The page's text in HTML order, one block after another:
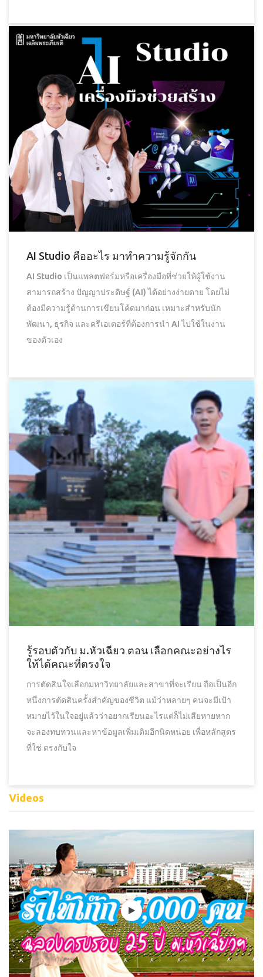
AI Studio คืออะไร มาทำความรู้จักกัน
AI Studio เป็นแพลตฟอร์มหรือเครื่องมือที่ช่วยให้ผู้ใช้งาน
สามารถสร้าง ปัญญาประดิษฐ์ (AI) ได้อย่างง่ายดาย โดยไม่
ต้องมีความรู้ด้านการเขียนโค้ดมาก่อน เหมาะสำหรับนัก
พัฒนา, ธุรกิจ และครีเอเตอร์ที่ต้องการนำ AI ไปใช้ในงาน
ของตัวเอง
รู้รอบตัวกับ ม.หัวเฉียว ตอน เลือกคณะอย่างไร
ให้ได้คณะที่ตรงใจ
การตัดสินใจเลือกมหาวิทยาลัยและสาขาที่จะเรียน ถือเป็นอีก
หนึ่งการตัดสินครั้งสำคัญของชีวิต แม้ว่าหลายๆ คนจะมีเป้า
หมายไว้ในใจอยู่แล้วว่าอยากเรียนอะไรแต่ก็ไม่เสียหายหาก
จะลองทบทวนและหาข้อมูลเพิ่มเติมอีกนิดหน่อย เพื่อหลักสูตร
ที่ใช่ ตรงกับใจ
Videos